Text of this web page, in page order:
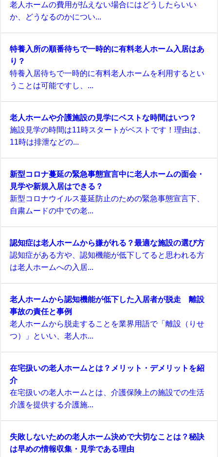
老人ホームの費用が払えない場合にはどうしたらいい
か、どうなるのかについ...
特養入所の順番待ちで一時的に有料老人ホーム入居はあ
り？
特養入居待ちで一時的に有料老人ホームを利用するとい
うことは可能ですし、...
老人ホームや介護施設の見学にベストな時間はいつ？
施設見学の時間は11時スタートがベストです！理由は、
11時は排泄などの...
新型コロナ蔓延の緊急事態宣言中に老人ホームの面会・
見学や新規入居はできる？
新型コロナウイルス蔓延防止のための緊急事態宣言下、
自粛ムードの中での老...
認知症は老人ホームから嫌がれる？最適な施設の選び方
認知症がある方や、認知機能が低下してると思われる方
は老人ホームへの入居...
老人ホームから認知機能が低下した入居者が脱走 離設
事故の責任と事例
老人ホームから脱走することを業界用語で「離設（りせ
つ）」といい、老人ホ...
在宅扱いの老人ホームとは？メリット・デメリットを紹
介
在宅扱いの老人ホームとは、介護保険上の施設での生活
介護を提供する介護施...
失敗しないための老人ホーム決めで大切なことは？秘訣
は早めの情報収集・見学である理由